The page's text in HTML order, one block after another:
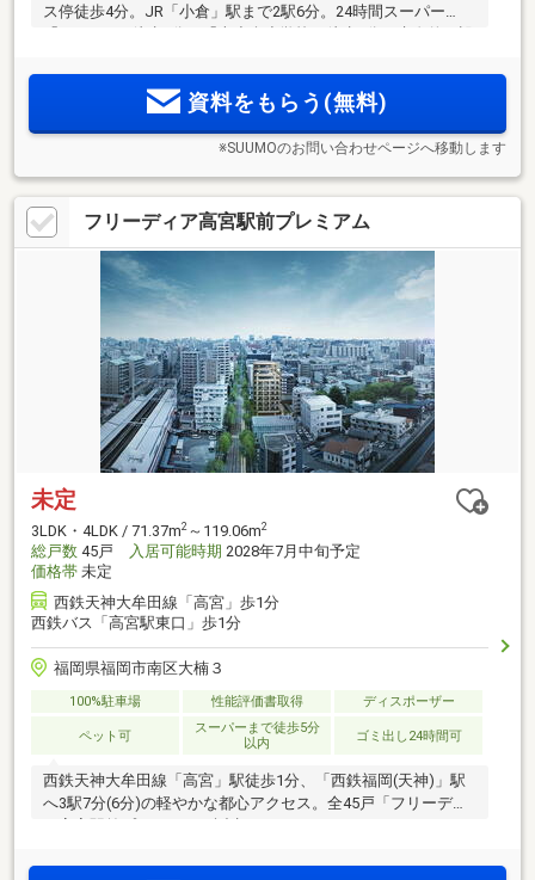
ス停徒歩4分。JR「小倉」駅まで2駅6分。24時間スーパー
資料をもらう(無料)
※SUUMOのお問い合わせページへ移動します
フリーディア高宮駅前プレミアム
未定
3LDK・4LDK / 71.37m2 ～119.06m2
総戸数 45戸 入居可能時期 2028年7月中旬予定
価格帯 未定
西鉄天神大牟田線「高宮」歩1分
西鉄バス「高宮駅東口」歩1分
福岡県福岡市南区大楠３
100%駐車場 性能評価書取得 ディスポーザー
ペット可
スーパーまで徒歩5分
以内
ゴミ出し24時間可
西鉄天神大牟田線「高宮」駅徒歩1分、「西鉄福岡(天神)」駅
へ3駅7分(6分)の軽やかな都心アクセス。全45戸「フリーディ